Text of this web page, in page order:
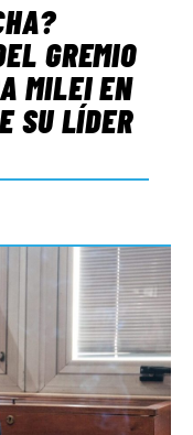
GREMIO
MILEI EN
SU LÍDER